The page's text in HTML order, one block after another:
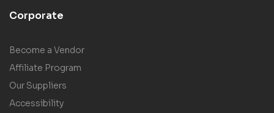
Corporate
Become a Vendor
Affiliate Program
Our Suppliers
Accessibility